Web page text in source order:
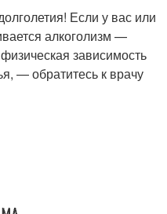
Если у вас или
алкоголизм —
зависимость
— обратитесь к врачу